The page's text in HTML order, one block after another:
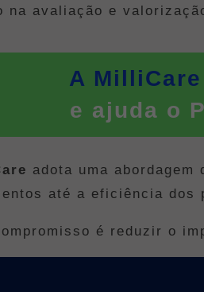
na avaliação e
A
e ajuda o
adota uma
até a eficiência dos
é reduzir o